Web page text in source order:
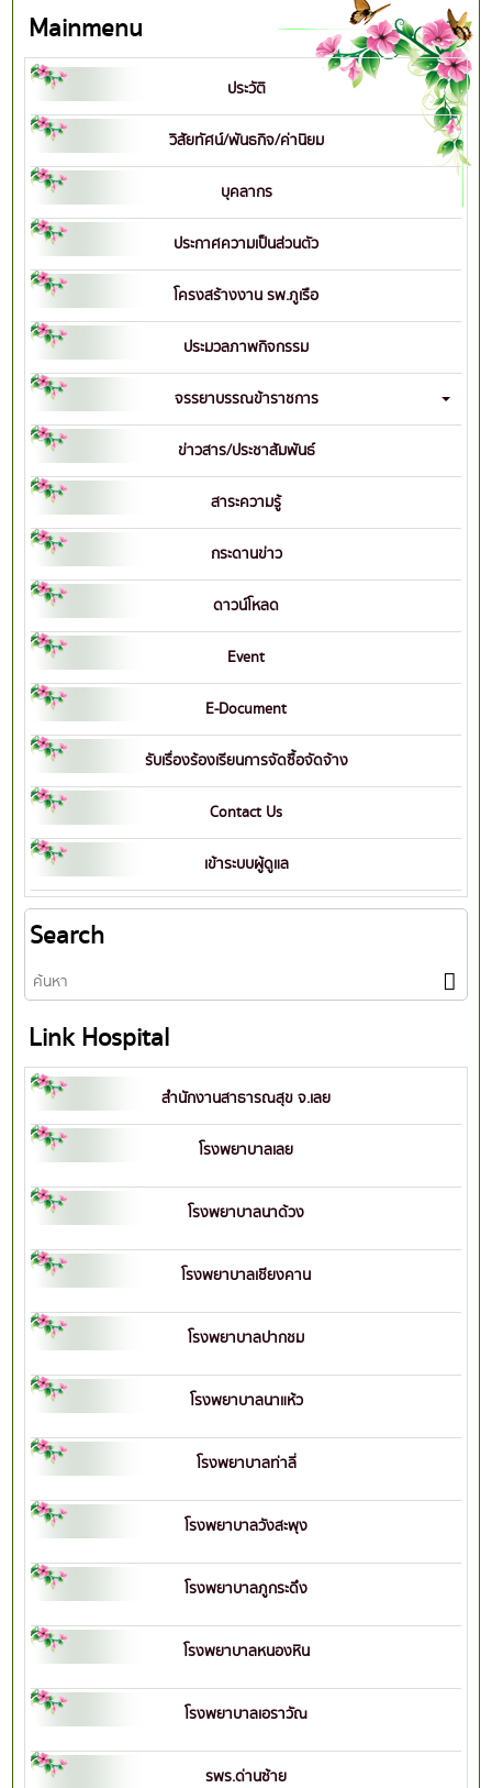
Mainmenu
ประวัติ
วิสัยทัศน์/พันธกิจ/ค่านิยม
บุคลากร
ประกาศความเป็นส่วนตัว
โครงสร้างงาน รพ.ภูเรือ
ประมวลภาพกิจกรรม
จรรยาบรรณข้าราชการ
ข่าวสาร/ประชาสัมพันธ์
สาระความรู้
กระดานข่าว
ดาวน์โหลด
Event
E-Document
รับเรื่องร้องเรียนการจัดซื้อจัดจ้าง
Contact Us
เข้าระบบผู้ดูแล
Search
Link Hospital
สำนักงานสาธารณสุข จ.เลย
โรงพยาบาลเลย
โรงพยาบาลนาด้วง
โรงพยาบาลเชียงคาน
โรงพยาบาลปากชม
โรงพยาบาลนาแห้ว
โรงพยาบาลท่าลี่
โรงพยาบาลวังสะพุง
โรงพยาบาลภูกระดึง
โรงพยาบาลหนองหิน
โรงพยาบาลเอราวัณ
รพร.ด่านซ้าย